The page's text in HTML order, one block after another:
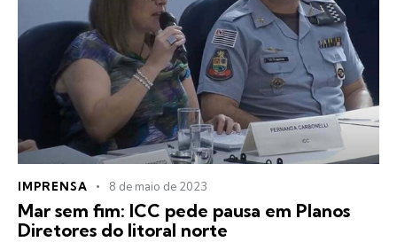
IMPRENSA 8 de maio de 2023
Mar sem fim: ICC pede pausa em Planos
Diretores do litoral norte